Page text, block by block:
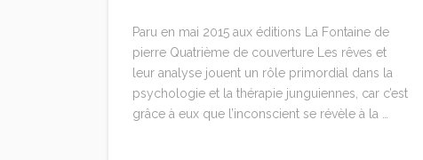
Paru en mai 2015 aux éditions La Fontaine de
pierre Quatrième de couverture Les rêves et
leur analyse jouent un rôle primordial dans la
psychologie et la thérapie junguiennes, car c’est
grâce à eux que l’inconscient se révèle à la …